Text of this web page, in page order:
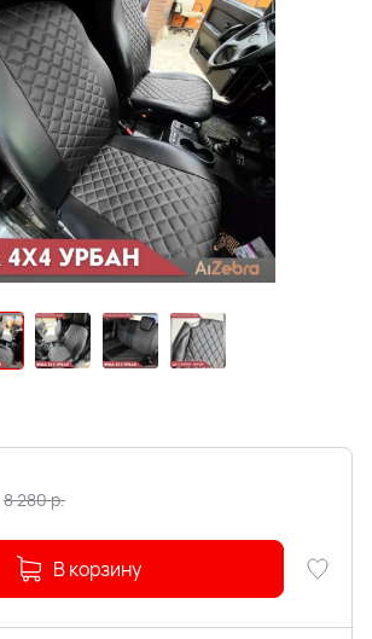
8 280р.
В корзину